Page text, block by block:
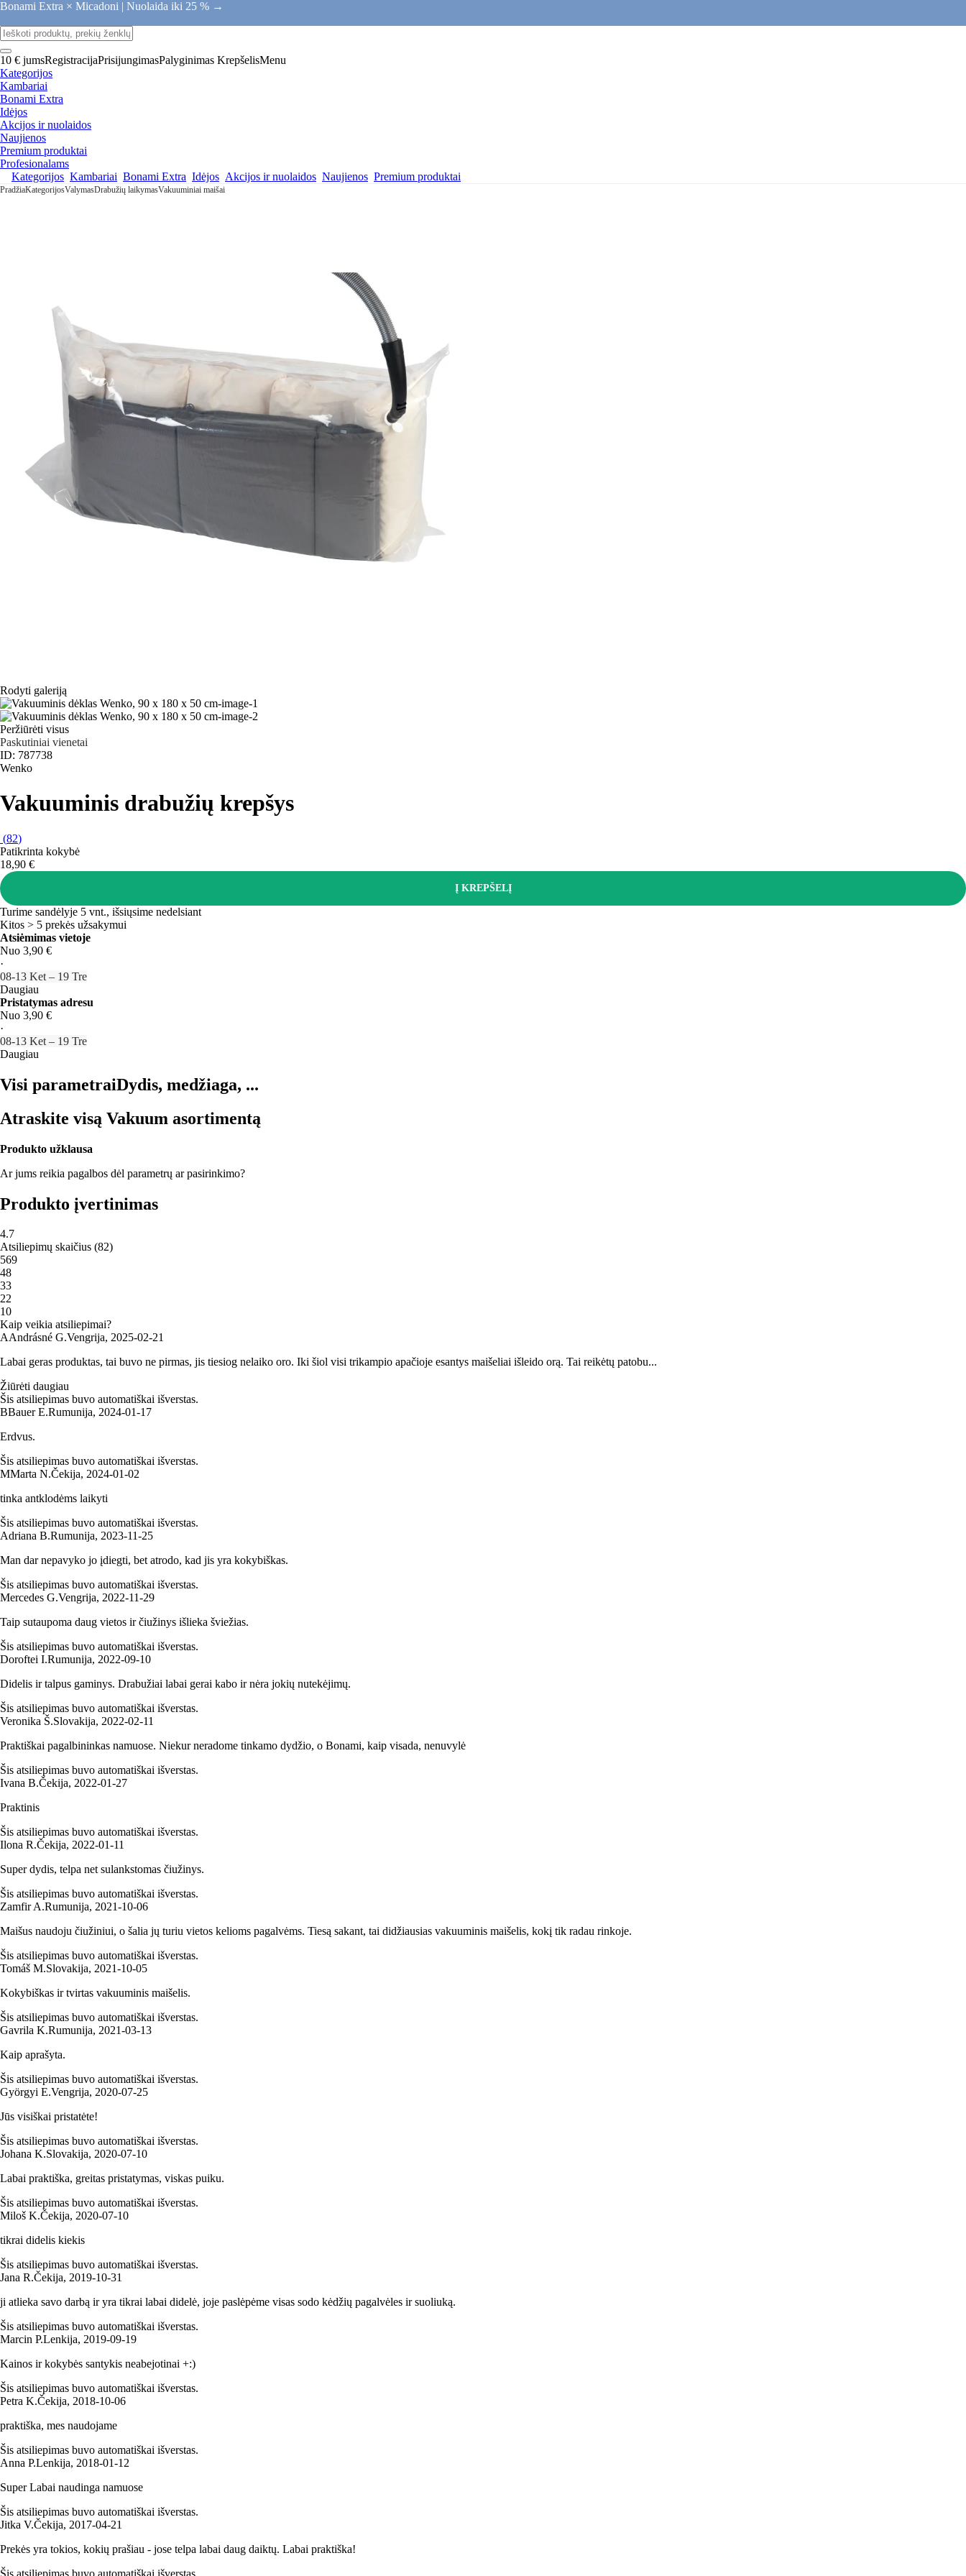
Bonami Extra × Micadoni | Nuolaida iki 25 % →
10 € jumsRegistracijaPrisijungimasPalyginimas KrepšelisMenu
Kategorijos
Kambariai
Bonami Extra
Idėjos
Akcijos ir nuolaidos
Naujienos
Premium produktai
Profesionalams
Kategorijos Kambariai Bonami Extra Idėjos Akcijos ir nuolaidos Naujienos Premium produktai
PradžiaKategorijosValymasDrabužių laikymasVakuuminiai maišai
Rodyti galeriją
Peržiūrėti visus
Paskutiniai vienetai
ID: 787738
Wenko
Vakuuminis drabužių krepšys
(82)
Patikrinta kokybė
18,90 €
Į KREPŠELĮ
Turime sandėlyje 5 vnt., išsiųsime nedelsiant
Kitos > 5 prekės užsakymui
Atsiėmimas vietoje
Nuo 3,90 €
·
08‑13 Ket – 19 Tre
Daugiau
Pristatymas adresu
Nuo 3,90 €
·
08‑13 Ket – 19 Tre
Daugiau
Visi parametraiDydis, medžiaga, ...
Atraskite visą Vakuum asortimentą
Produkto užklausa
Ar jums reikia pagalbos dėl parametrų ar pasirinkimo?
Produkto įvertinimas
4.7
Atsiliepimų skaičius (82)
569
48
33
22
10
Kaip veikia atsiliepimai?
AAndrásné G.Vengrija, 2025‑02‑21
Labai geras produktas, tai buvo ne pirmas, jis tiesiog nelaiko oro. Iki šiol visi trikampio apačioje esantys maišeliai išleido orą. Tai reikėtų patobu...
Žiūrėti daugiau
Šis atsiliepimas buvo automatiškai išverstas.
BBauer E.Rumunija, 2024‑01‑17
Erdvus.
Šis atsiliepimas buvo automatiškai išverstas.
MMarta N.Čekija, 2024‑01‑02
tinka antklodėms laikyti
Šis atsiliepimas buvo automatiškai išverstas.
Adriana B.Rumunija, 2023‑11‑25
Man dar nepavyko jo įdiegti, bet atrodo, kad jis yra kokybiškas.
Šis atsiliepimas buvo automatiškai išverstas.
Mercedes G.Vengrija, 2022‑11‑29
Taip sutaupoma daug vietos ir čiužinys išlieka šviežias.
Šis atsiliepimas buvo automatiškai išverstas.
Doroftei I.Rumunija, 2022‑09‑10
Didelis ir talpus gaminys. Drabužiai labai gerai kabo ir nėra jokių nutekėjimų.
Šis atsiliepimas buvo automatiškai išverstas.
Veronika Š.Slovakija, 2022‑02‑11
Praktiškai pagalbininkas namuose. Niekur neradome tinkamo dydžio, o Bonami, kaip visada, nenuvylė
Šis atsiliepimas buvo automatiškai išverstas.
Ivana B.Čekija, 2022‑01‑27
Praktinis
Šis atsiliepimas buvo automatiškai išverstas.
Ilona R.Čekija, 2022‑01‑11
Super dydis, telpa net sulankstomas čiužinys.
Šis atsiliepimas buvo automatiškai išverstas.
Zamfir A.Rumunija, 2021‑10‑06
Maišus naudoju čiužiniui, o šalia jų turiu vietos kelioms pagalvėms. Tiesą sakant, tai didžiausias vakuuminis maišelis, kokį tik radau rinkoje.
Šis atsiliepimas buvo automatiškai išverstas.
Tomáš M.Slovakija, 2021‑10‑05
Kokybiškas ir tvirtas vakuuminis maišelis.
Šis atsiliepimas buvo automatiškai išverstas.
Gavrila K.Rumunija, 2021‑03‑13
Kaip aprašyta.
Šis atsiliepimas buvo automatiškai išverstas.
Györgyi E.Vengrija, 2020‑07‑25
Jūs visiškai pristatėte!
Šis atsiliepimas buvo automatiškai išverstas.
Johana K.Slovakija, 2020‑07‑10
Labai praktiška, greitas pristatymas, viskas puiku.
Šis atsiliepimas buvo automatiškai išverstas.
Miloš K.Čekija, 2020‑07‑10
tikrai didelis kiekis
Šis atsiliepimas buvo automatiškai išverstas.
Jana R.Čekija, 2019‑10‑31
ji atlieka savo darbą ir yra tikrai labai didelė, joje paslėpėme visas sodo kėdžių pagalvėles ir suoliuką.
Šis atsiliepimas buvo automatiškai išverstas.
Marcin P.Lenkija, 2019‑09‑19
Kainos ir kokybės santykis neabejotinai +:)
Šis atsiliepimas buvo automatiškai išverstas.
Petra K.Čekija, 2018‑10‑06
praktiška, mes naudojame
Šis atsiliepimas buvo automatiškai išverstas.
Anna P.Lenkija, 2018‑01‑12
Super Labai naudinga namuose
Šis atsiliepimas buvo automatiškai išverstas.
Jitka V.Čekija, 2017‑04‑21
Prekės yra tokios, kokių prašiau - jose telpa labai daug daiktų. Labai praktiška!